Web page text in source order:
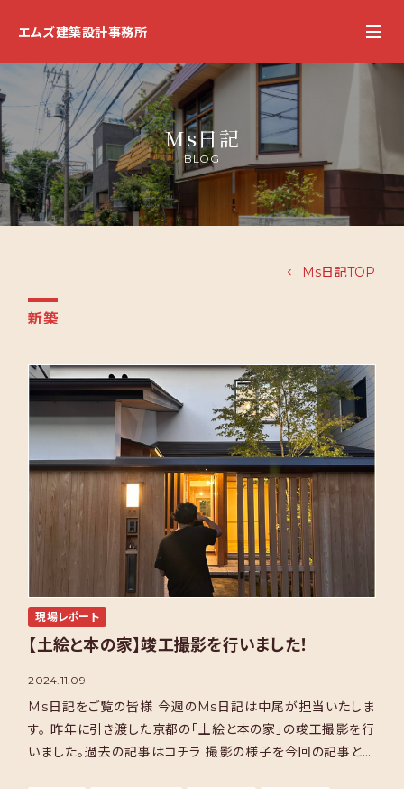
エムズ建築設計事務所
Ms日記
BLOG
Ms日記TOP
新築
現場レポート
【土絵と本の家】竣工撮影を行いました！
2024.11.09
Ms日記をご覧の皆様 今週のMs日記は中尾が担当いたしま
す。 昨年に引き渡した京都の「土絵と本の家」の竣工撮影を行
いました。過去の記事はコチラ 撮影の様子を今回の記事とい